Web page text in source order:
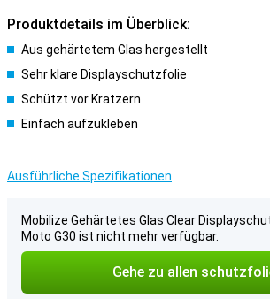
Produktdetails im Überblick:
Aus gehärtetem Glas hergestellt
Sehr klare Displayschutzfolie
Schützt vor Kratzern
Einfach aufzukleben
Ausführliche Spezifikationen
Mobilize Gehärtetes Glas Clear
Moto G30 ist nicht mehr verfügbar.
Gehe zu allen